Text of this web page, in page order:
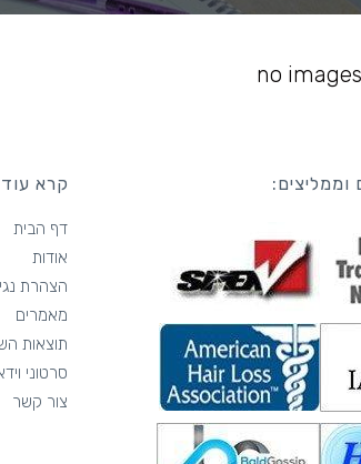
no
וממליצים: קרא
דף הבית
אודות
הצהרת
מאמרים
תוצאות
סרטוני
צור קשר